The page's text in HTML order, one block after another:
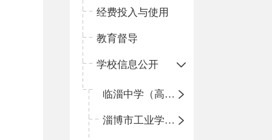
经费投入与使用
教育督导
学校信息公开
临淄中学（高中）
淄博市工业学校（中职学校）